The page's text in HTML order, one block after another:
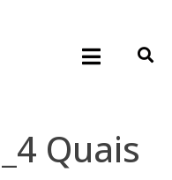
Quais